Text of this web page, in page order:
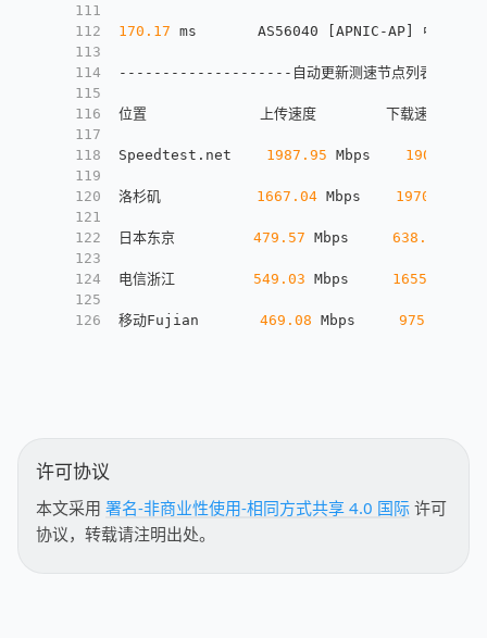
111
112
113
114
115
116
117
118
119
120
121
122
123
124
125
126
170.17 ms       AS56040 [APNIC-AP 中国 广
--------------------自动更新测速节点列表--
位置             上传速度        下载速度
Speedtest.net 1987.95 Mbps 1904.57
洛杉矶 1667.04 Mbps 1970.66
日本东京 479.57 Mbps 638.49
电信浙江 549.03 Mbps 1655.06
移动Fujian 469.08 Mbps 975.21
许可协议
本文采用 署名-非商业性使用-相同方式共享 4.0 国际 许可
协议，转载请注明出处。